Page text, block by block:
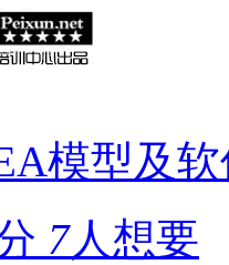
模型及
7人想要